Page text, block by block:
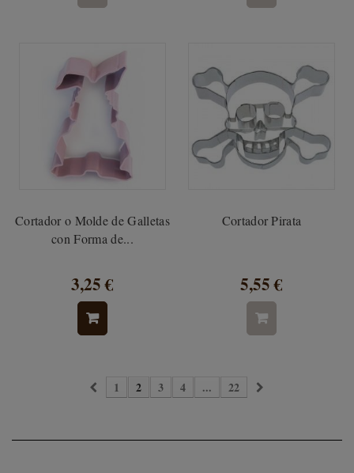
Cortador o Molde de Galletas
con Forma de...
3,25 €
Cortador Pirata
5,55 €
1 2 3 4 ... 22